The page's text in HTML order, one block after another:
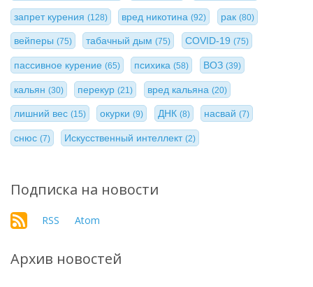
запрет курения (128) вред никотина(92) рак (80)
вейперы (75) табачный дым(75) COVID-19 (75)
пассивное курение (65) психика(58) ВОЗ (39)
кальян (30) перекур(21) вред кальяна (20)
лишний вес (15) окурки(9) ДНК (8) насвай(7)
снюс (7) Искусственный интеллект(2)
Подписка на новости
RSS Atom
Архив новостей